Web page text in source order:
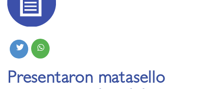
Presentaron matasello